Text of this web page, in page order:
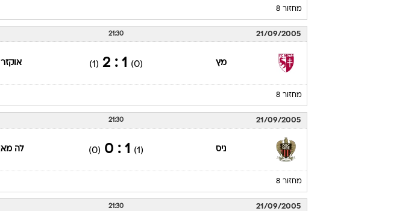
מחזור 8
21/09/2005
21:30
מץ (0)
1 : 2
(1) אוקזר
מחזור 8
21/09/2005
21:30
ניס (1)
1 : 0
(0) לה מאן
מחזור 8
21/09/2005
21:30